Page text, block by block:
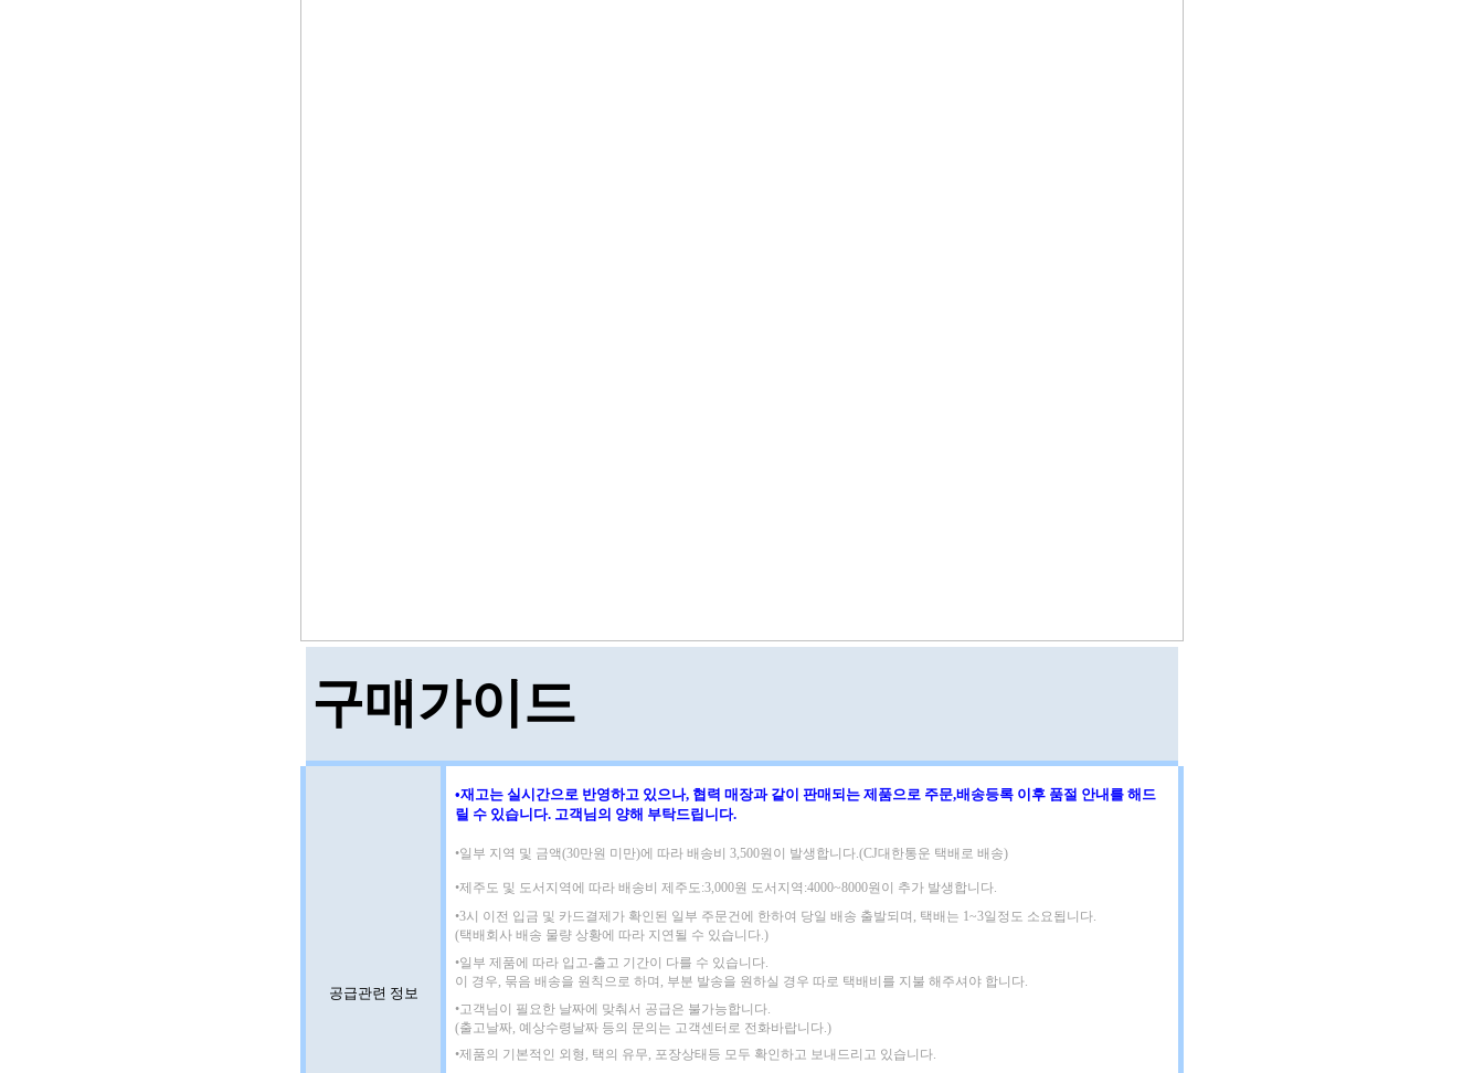
구매가이드
공급관련 정보
•재고는 실시간으로 반영하고 있으나, 협력 매장과 같이 판매되는 제품으로 주문,배송등록 이후 품절 안내를 해드
릴 수 있습니다. 고객님의 양해 부탁드립니다.
•일부 지역 및 금액(30만원 미만)에 따라 배송비 3,500원이 발생합니다.(CJ대한통운 택배로 배송)
•제주도 및 도서지역에 따라 배송비 제주도:3,000원 도서지역:4000~8000원이 추가 발생합니다.
•3시 이전 입금 및 카드결제가 확인된 일부 주문건에 한하여 당일 배송 출발되며, 택배는 1~3일정도 소요됩니다.
(택배회사 배송 물량 상황에 따라 지연될 수 있습니다.)
•일부 제품에 따라 입고-출고 기간이 다를 수 있습니다.
이 경우, 묶음 배송을 원칙으로 하며, 부분 발송을 원하실 경우 따로 택배비를 지불 해주셔야 합니다.
•고객님이 필요한 날짜에 맞춰서 공급은 불가능합니다.
(출고날짜, 예상수령날짜 등의 문의는 고객센터로 전화바랍니다.)
•제품의 기본적인 외형, 택의 유무, 포장상태등 모두 확인하고 보내드리고 있습니다.